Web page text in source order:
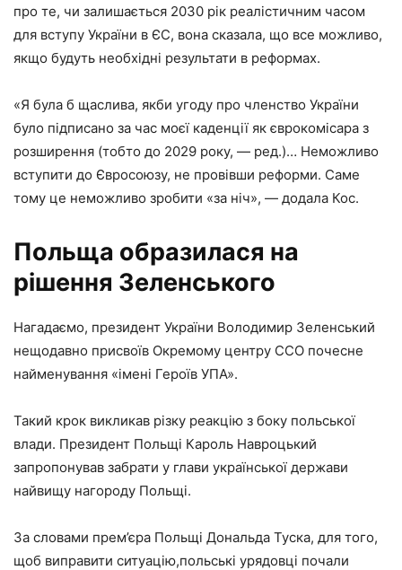
про те, чи залишається 2030 рік реалістичним часом
для вступу України в ЄС, вона сказала, що все можливо,
якщо будуть необхідні результати в реформах.
«Я була б щаслива, якби угоду про членство України
було підписано за час моєї каденції як єврокомісара з
розширення (тобто до 2029 року, — ред.)… Неможливо
вступити до Євросоюзу, не провівши реформи. Саме
тому це неможливо зробити «за ніч», — додала Кос.
Польща образилася на
рішення Зеленського
Нагадаємо, президент України Володимир Зеленський
нещодавно присвоїв Окремому центру ССО почесне
найменування «імені Героїв УПА».
Такий крок викликав різку реакцію з боку польської
влади. Президент Польщі Кароль Навроцький
запропонував забрати у глави української держави
найвищу нагороду Польщі.
За словами прем’єра Польщі Дональда Туска, для того,
щоб виправити ситуацію,польські урядовці почали